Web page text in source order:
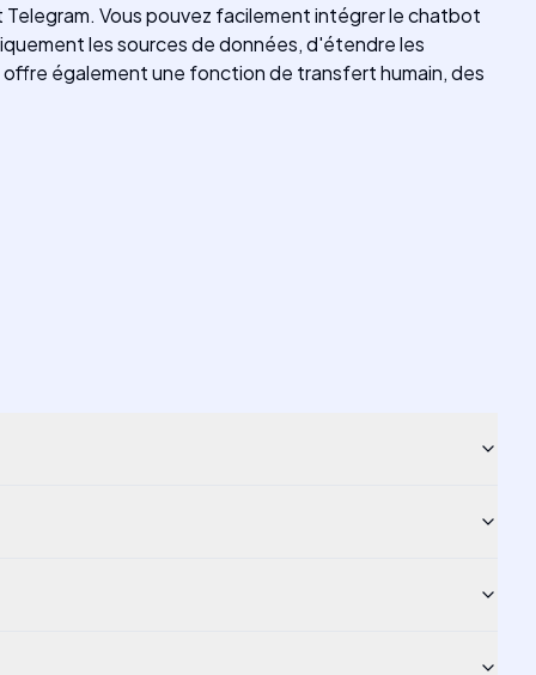
Vous pouvez facilement intégrer le chatbot
les sources de données, d'étendre les
également une fonction de transfert humain, des